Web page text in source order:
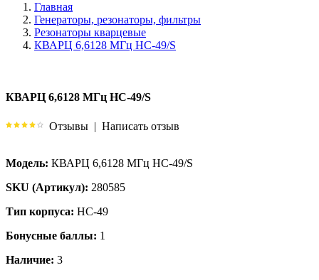
Главная
Генераторы, резонаторы, фильтры
Резонаторы кварцевые
КВАРЦ 6,6128 МГц HC-49/S
КВАРЦ 6,6128 МГц HC-49/S
Отзывы | Написать отзыв
Модель: КВАРЦ 6,6128 МГц HC-49/S
SKU (Артикул): 280585
Тип корпуса: HC-49
Бонусные баллы: 1
Наличие: 3